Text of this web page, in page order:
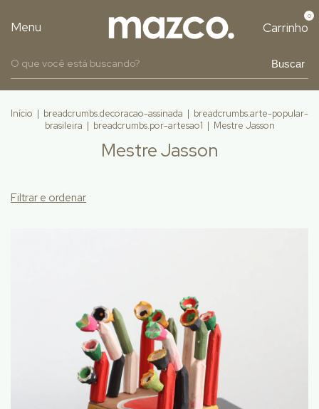
Menu Carrinho
0
Buscar
Início | breadcrumbs.decoracao-assinada | breadcrumbs.arte-popular-
brasileira | breadcrumbs.por-artesao1 | Mestre Jasson
Mestre Jasson
Filtrar e ordenar